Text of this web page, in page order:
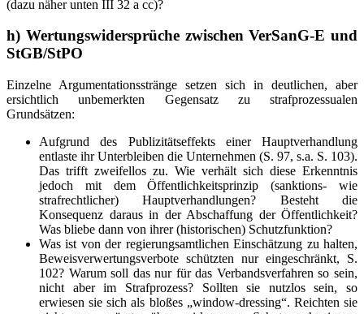
(dazu näher unten III 32 a cc)?
h) Wertungswidersprüche zwischen VerSanG-E und
StGB/StPO
Einzelne Argumentationsstränge setzen sich in deutlichen, aber
ersichtlich unbemerkten Gegensatz zu strafprozessualen
Grundsätzen:
Aufgrund des Publizitätseffekts einer Hauptverhandlung
entlaste ihr Unterbleiben die Unternehmen (S. 97, s.a. S. 103).
Das trifft zweifellos zu. Wie verhält sich diese Erkenntnis
jedoch mit dem Öffentlichkeitsprinzip (sanktions- wie
strafrechtlicher) Hauptverhandlungen? Besteht die
Konsequenz daraus in der Abschaffung der Öffentlichkeit?
Was bliebe dann von ihrer (historischen) Schutzfunktion?
Was ist von der regierungsamtlichen Einschätzung zu halten,
Beweisverwertungsverbote schützten nur eingeschränkt, S.
102? Warum soll das nur für das Verbandsverfahren so sein,
nicht aber im Strafprozess? Sollten sie nutzlos sein, so
erwiesen sie sich als bloßes „window-dressing“. Reichten sie